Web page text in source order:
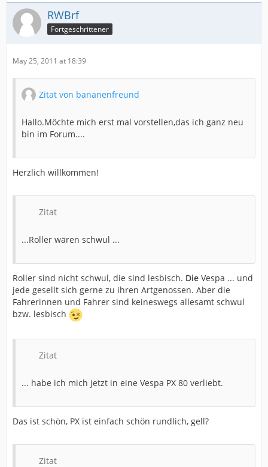
RWBrf
Fortgeschrittener
May 25, 2011 at 18:39
Zitat von bananenfreund
Hallo.Möchte mich erst mal vorstellen,das ich ganz neu
bin im Forum....
Herzlich willkommen!
Zitat
...Roller wären schwul ...
Roller sind nicht schwul, die sind lesbisch. Die Vespa ... und
jede gesellt sich gerne zu ihren Artgenossen. Aber die
Fahrerinnen und Fahrer sind keineswegs allesamt schwul
bzw. lesbisch
Zitat
... habe ich mich jetzt in eine Vespa PX 80 verliebt.
Das ist schön, PX ist einfach schön rundlich, gell?
Zitat